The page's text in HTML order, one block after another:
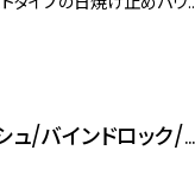
いただける、広報担当者ま
/バインドロック/ボ